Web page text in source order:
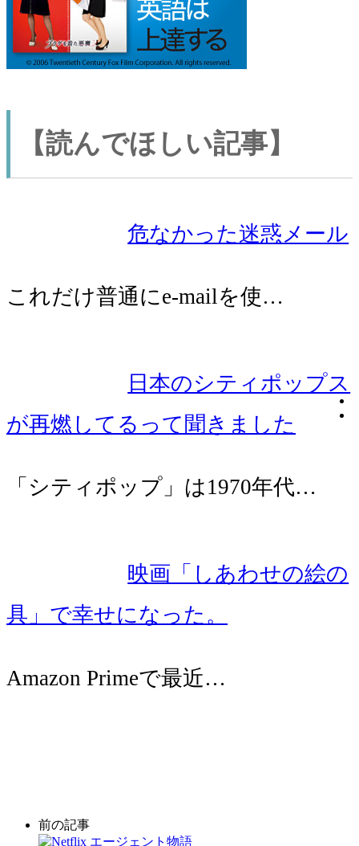
【読んでほしい記事】
危なかった迷惑メール
これだけ普通にe-mailを使…
日本のシティポップス
が再燃してるって聞きました
「シティポップ」は1970年代…
映画「しあわせの絵の
具」で幸せになった。
Amazon Primeで最近…
前の記事